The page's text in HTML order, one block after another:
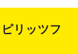
リッツフ